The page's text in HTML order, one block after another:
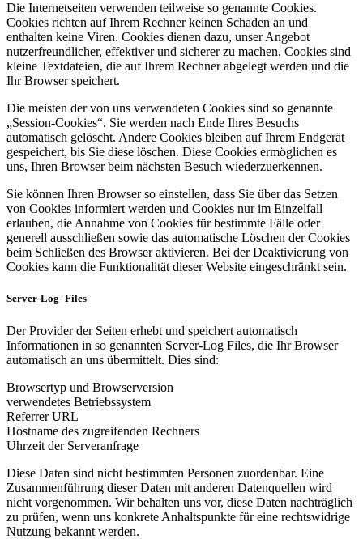
Die Internetseiten verwenden teilweise so genannte Cookies.
Cookies richten auf Ihrem Rechner keinen Schaden an und
enthalten keine Viren. Cookies dienen dazu, unser Angebot
nutzerfreundlicher, effektiver und sicherer zu machen. Cookies sind
kleine Textdateien, die auf Ihrem Rechner abgelegt werden und die
Ihr Browser speichert.
Die meisten der von uns verwendeten Cookies sind so genannte
„Session-Cookies“. Sie werden nach Ende Ihres Besuchs
automatisch gelöscht. Andere Cookies bleiben auf Ihrem Endgerät
gespeichert, bis Sie diese löschen. Diese Cookies ermöglichen es
uns, Ihren Browser beim nächsten Besuch wiederzuerkennen.
Sie können Ihren Browser so einstellen, dass Sie über das Setzen
von Cookies informiert werden und Cookies nur im Einzelfall
erlauben, die Annahme von Cookies für bestimmte Fälle oder
generell ausschließen sowie das automatische Löschen der Cookies
beim Schließen des Browser aktivieren. Bei der Deaktivierung von
Cookies kann die Funktionalität dieser Website eingeschränkt sein.
Server-Log- Files
Der Provider der Seiten erhebt und speichert automatisch
Informationen in so genannten Server-Log Files, die Ihr Browser
automatisch an uns übermittelt. Dies sind:
Browsertyp und Browserversion
verwendetes Betriebssystem
Referrer URL
Hostname des zugreifenden Rechners
Uhrzeit der Serveranfrage
Diese Daten sind nicht bestimmten Personen zuordenbar. Eine
Zusammenführung dieser Daten mit anderen Datenquellen wird
nicht vorgenommen. Wir behalten uns vor, diese Daten nachträglich
zu prüfen, wenn uns konkrete Anhaltspunkte für eine rechtswidrige
Nutzung bekannt werden.